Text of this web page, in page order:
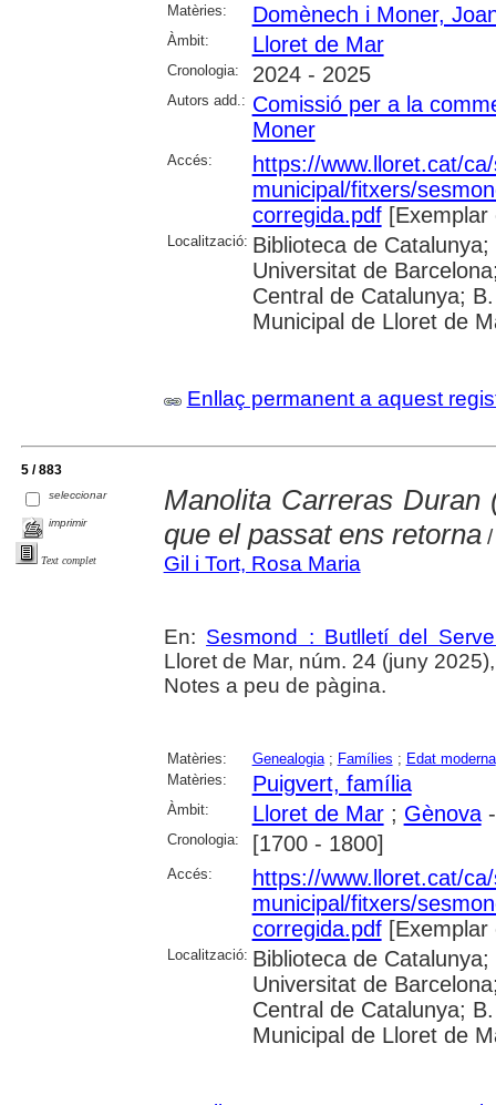
Matèries:
Domènech i Moner,
Àmbit: Lloret de Mar
Cronologia: 2024 - 2025
Autors add.: Comissió per a la
Moner
Accés:
https://www.lloret.cat/
municipal/fitxers/
corregida.pdf[Exemplar
Localització: Biblioteca de
Universitat de
Central de Catalunya;
Municipal de Lloret de
Enllaç permanent a aquest
5 / 883
seleccionar
imprimir
Text complet
Manolita Carreras Duran
que el passat ens retorna/
Gil i Tort, Rosa Maria
En: Sesmond : Butlletí del
Lloret de Mar, núm. 24 (juny
Notes a peu de pàgina.
Matèries: Genealogia; Famílies ; Edat moderna
Matèries:
Puigvert, família
Àmbit: Lloret de Mar; Gènova-
Cronologia: [1700 - 1800]
Accés:
https://www.lloret.cat/
municipal/fitxers/
corregida.pdf[Exemplar
Localització: Biblioteca de
Universitat de
Central de Catalunya;
Municipal de Lloret de